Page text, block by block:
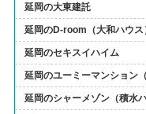
延岡の大東建託
延岡のD-room（大和ハウス
延岡のセキスイハイム
延岡のユーミーマンション
延岡のシャーメゾン（積水ハ